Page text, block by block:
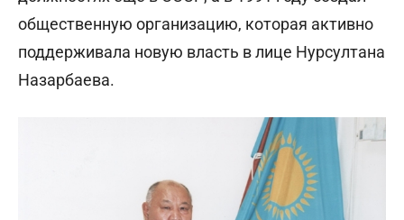
общественную организацию, которая активно
поддерживала новую власть в лице Нурсултана
Назарбаева.